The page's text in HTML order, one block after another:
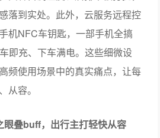
落到实处。此外，云服务远程控
机NFC车钥匙，一部手机全搞
即充、下车满电。这些细微设
频使用场景中的真实痛点，让每
从容。
眼叠buff，出行主打轻快从容